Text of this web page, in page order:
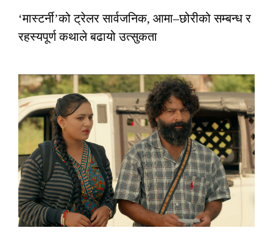
‘मास्टर्नी’को ट्रेलर सार्वजनिक, आमा–छोरीको सम्बन्ध र
रहस्यपूर्ण कथाले बढायो उत्सुकता